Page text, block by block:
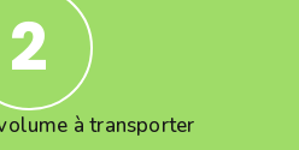
2
à transporter